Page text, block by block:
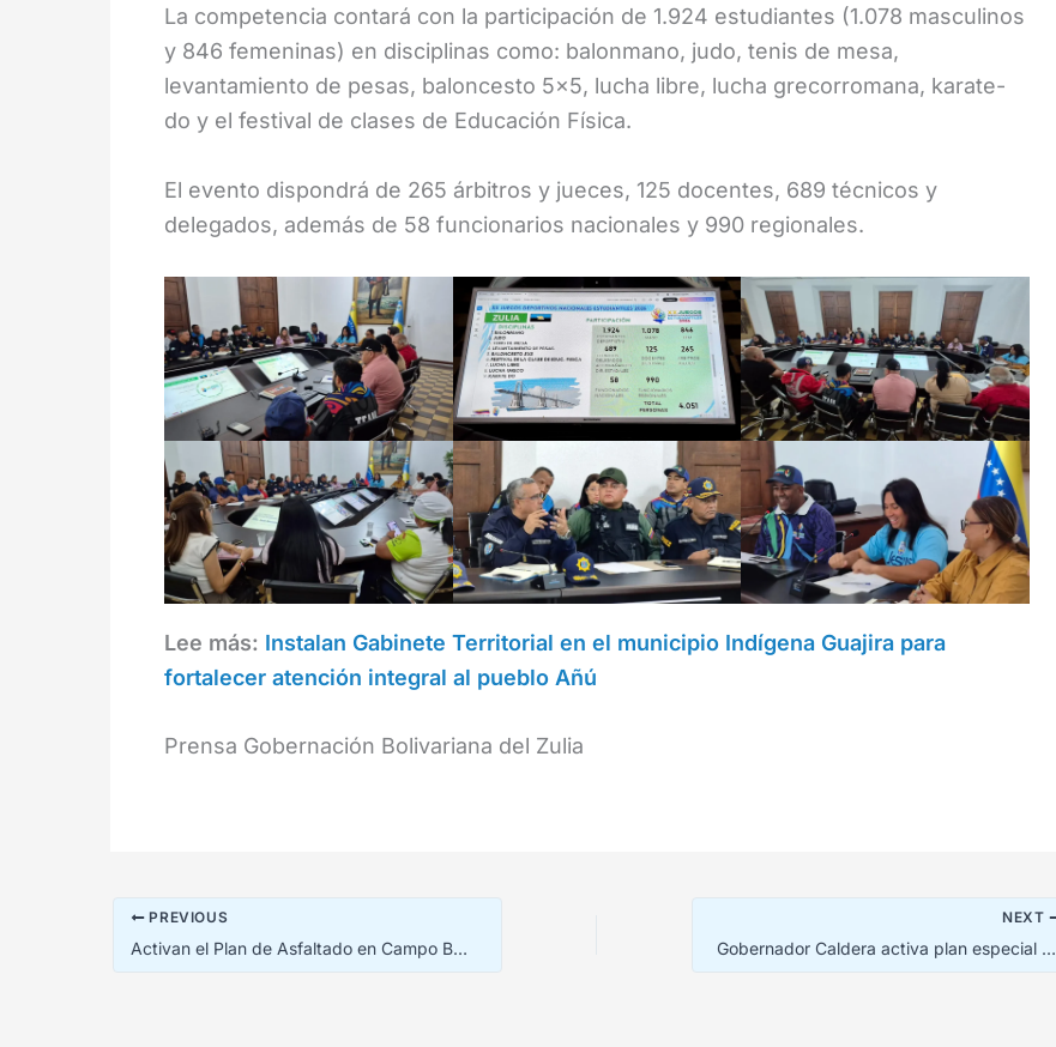
La competencia contará con la participación de 1.924 estudiantes (1.078 masculinos
y 846 femeninas) en disciplinas como: balonmano, judo, tenis de mesa,
levantamiento de pesas, baloncesto 5×5, lucha libre, lucha grecorromana, karate-
do y el festival de clases de Educación Física.
El evento dispondrá de 265 árbitros y jueces, 125 docentes, 689 técnicos y
delegados, además de 58 funcionarios nacionales y 990 regionales.
Lee más: Instalan Gabinete Territorial en el municipio Indígena Guajira para
fortalecer atención integral al pueblo Añú
Prensa Gobernación Bolivariana del Zulia
PREVIOUS
Activan el Plan de Asfaltado en Campo Boyacá, del municipio Jesús Enrique Lossada
NEXT
Gobernador Caldera activa plan especial de atención ante fuertes lluvias